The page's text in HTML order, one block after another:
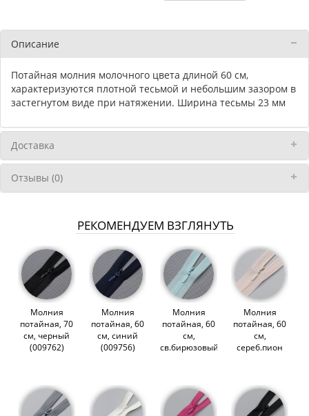
Описание
Потайная молния молочного цвета длиной 60 см,
характеризуются плотной тесьмой и небольшим зазором в
застегнутом виде при натяжении. Ширина тесьмы 23 мм
Доставка
Отзывы (0)
РЕКОМЕНДУЕМ ВЗГЛЯНУТЬ
Молния
потайная, 70
см, черный
(009762)
Молния
потайная, 60
см, синий
(009756)
Молния
потайная, 60
см,
св.бирюзовый
Молния
потайная, 60
см,
сереб.пион